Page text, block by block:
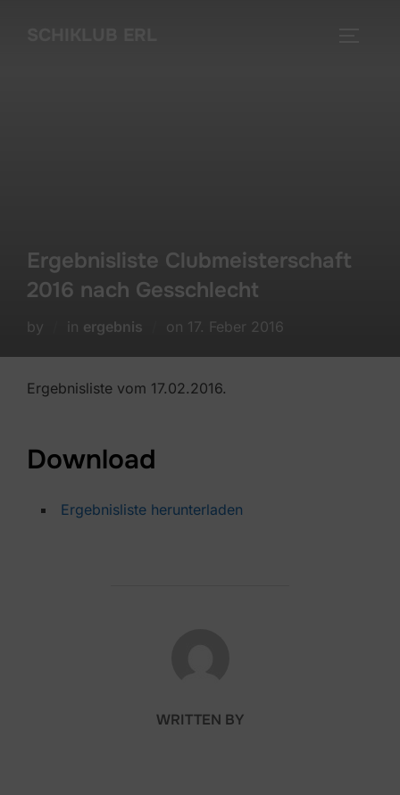
Ergebnisliste Clubmeisterschaft
2016 nach Gesschlecht
by in ergebnis on Posted
17. Feber 2016
Ergebnisliste vom 17.02.2016.
Download
Ergebnisliste herunterladen
WRITTEN BY